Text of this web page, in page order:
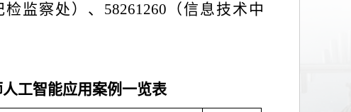
监察处）、58261260（信息技术中
工智能应用案例一览表